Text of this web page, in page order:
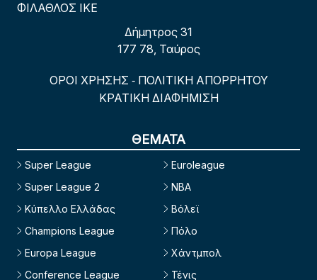
ΦΙΛΑΘΛΟΣ ΙΚΕ
Δήμητρος 31
177 78, Ταύρος
ΟΡΟΙ ΧΡΗΣΗΣ - ΠΟΛΙΤΙΚΗ ΑΠΟΡΡΗΤΟΥ
ΚΡΑΤΙΚΗ ΔΙΑΦΗΜΙΣΗ
ΘΕΜΑΤΑ
Super League
Super League 2
Κύπελλο Ελλάδας
Champions League
Europa League
Conference League
Euroleague
NBA
Βόλεϊ
Πόλο
Χάντμπολ
Τένις